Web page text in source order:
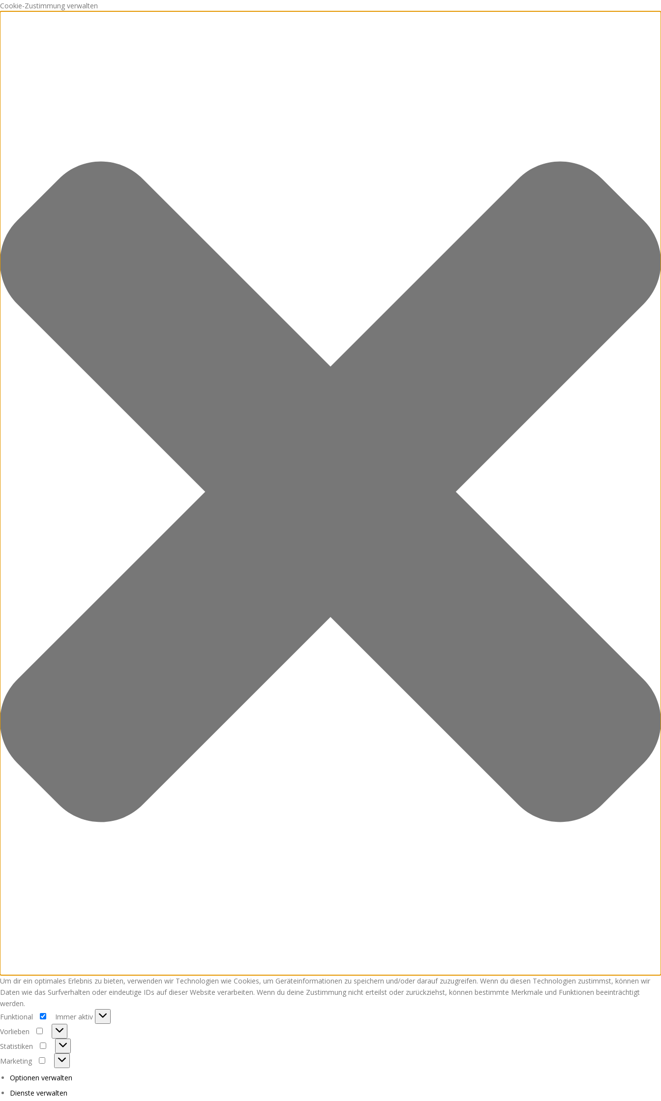
Cookie-Zustimmung verwalten
Um dir ein optimales Erlebnis zu bieten, verwenden wir Technologien wie Cookies, um Geräteinformationen zu speichern und/oder darauf zuzugreifen. Wenn du diesen Technologien zustimmst, können wir
Daten wie das Surfverhalten oder eindeutige IDs auf dieser Website verarbeiten. Wenn du deine Zustimmung nicht erteilst oder zurückziehst, können bestimmte Merkmale und Funktionen beeinträchtigt
werden.
Funktional
Funktional
Immer aktiv
Vorlieben
Vorlieben
Statistiken
Statistiken
Marketing
Marketing
Optionen verwalten
Dienste verwalten